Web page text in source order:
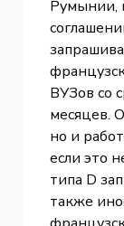
Румынии,
ВУЗов со
месяцев.
но и
если это
типа D
также